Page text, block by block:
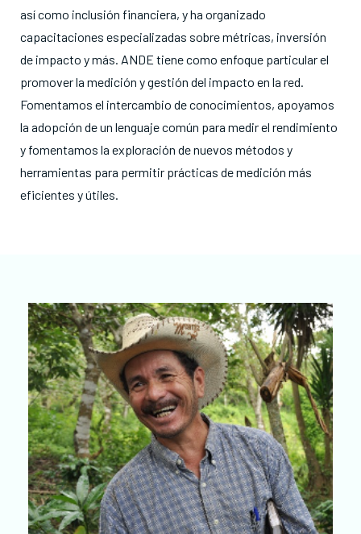
así como inclusión financiera, y ha organizado
capacitaciones especializadas sobre métricas, inversión
de impacto y más. ANDE tiene como enfoque particular el
promover la medición y gestión del impacto en la red.
Fomentamos el intercambio de conocimientos, apoyamos
la adopción de un lenguaje común para medir el rendimiento
y fomentamos la exploración de nuevos métodos y
herramientas para permitir prácticas de medición más
eficientes y útiles.